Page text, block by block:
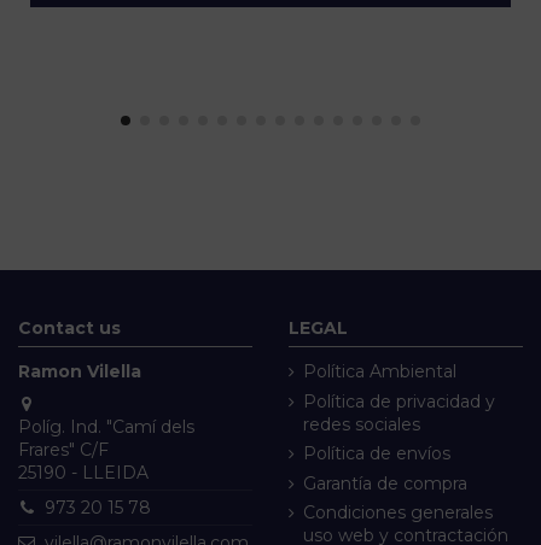
Contact us
Ramon Vilella
Políg. Ind. "Camí dels
Frares" C/F
25190 - LLEIDA
973 20 15 78
LEGAL
Política Ambiental
Política de privacidad y
redes sociales
Política de envíos
Garantía de compra
Condiciones generales
uso web y contractación